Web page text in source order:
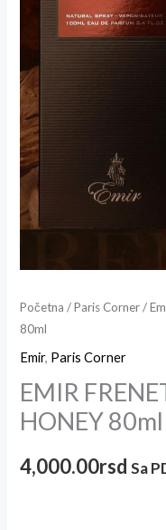
Početna /Paris Corner/
80ml
Emir, Paris Corner
EMIR
HONEY 80ml
4,000.00rsd Sa